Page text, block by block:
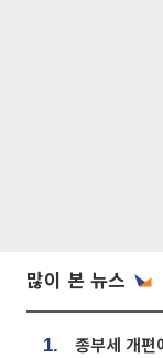
많이 본 뉴스
1.